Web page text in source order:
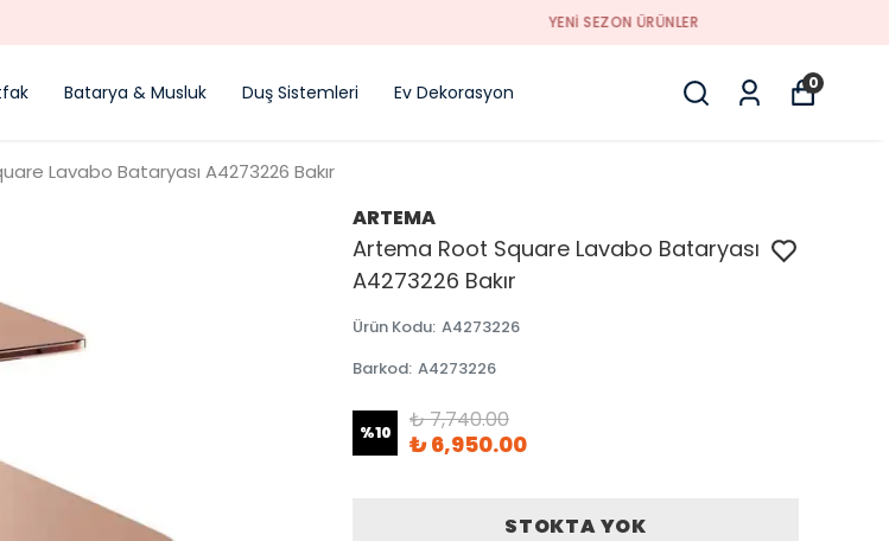
Batarya & Musluk Duş Sistemleri Ev Dekorasyon 0
Lavabo Bataryası A4273226 Bakır
ARTEMA
Artema Root Square Lavabo Bataryası
A4273226 Bakır
Ürün Kodu: A4273226
Barkod: A4273226
%10 ₺ 7,740.00
₺ 6,950.00
STOKTA YOK